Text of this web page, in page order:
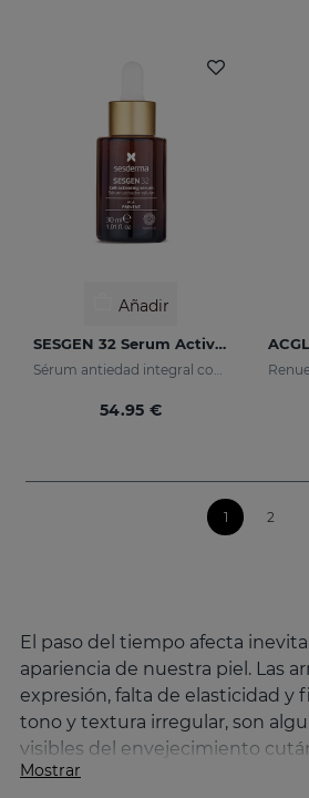
Añadir
SESGEN 32 Serum Activador Celular
Sérum antiedad integral con activos avanzados
54.95 €
1 2
El paso del tiempo afecta
apariencia de nuestra piel. Las
expresión, falta de elasticidad y
tono y textura irregular, son
visibles del envejecimiento
sabemos que mantener una piel
Mostrar